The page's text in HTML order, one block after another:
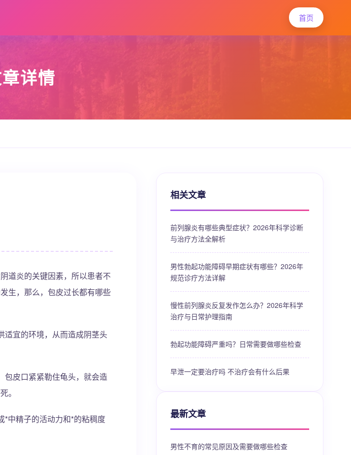
首页
详情
道炎的关键因素，所以患者不
生，那么，包皮过长都有哪些
适宜的环境，从而造成阴茎头
包皮口紧紧勒住龟头，就会造
。
*中精子的活动力和*的粘稠度
相关文章
前列腺炎有哪些典型症状？2026年科学诊断
与治疗方法全解析
男性勃起功能障碍早期症状有哪些？2026年
规范诊疗方法详解
慢性前列腺炎反复发作怎么办？2026年科学
治疗与日常护理指南
勃起功能障碍严重吗？日常需要做哪些检查
早泄一定要治疗吗 不治疗会有什么后果
最新文章
男性不育的常见原因及需要做哪些检查